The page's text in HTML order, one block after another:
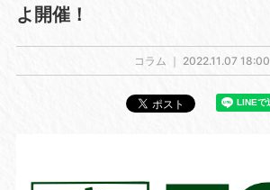
よ開催！
コラム ｜ 2022.11.07 18:00